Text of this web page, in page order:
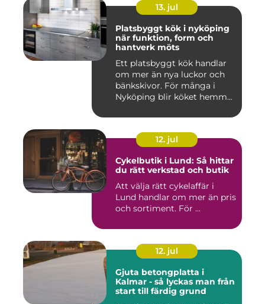
13. jul
Platsbyggt kök i nyköping
när funktion, form och
hantverk möts
Ett platsbyggt kök handlar
om mer än nya luckor och
bänkskivor. För många i
Nyköping blir köket hemm...
12. jul
Cykelbutik i Lund: Så hittar
du rätt verkstad och butik
Att välja rätt cykelaffär i
Lund handlar om mer än pris
och sortiment. För ...
12. jul
Gjuta betongplatta i
Kalmar - så lyckas man från
start till färdig grund